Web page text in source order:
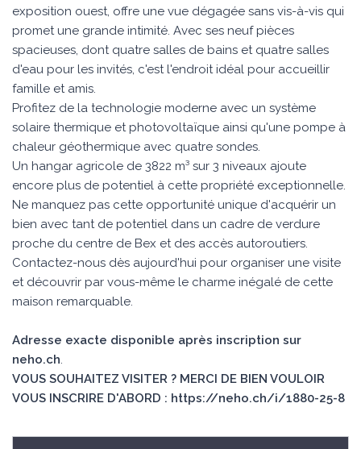
exposition ouest, offre une vue dégagée sans vis-à-vis qui
promet une grande intimité. Avec ses neuf pièces
spacieuses, dont quatre salles de bains et quatre salles
d'eau pour les invités, c'est l'endroit idéal pour accueillir
famille et amis.
Profitez de la technologie moderne avec un système
solaire thermique et photovoltaïque ainsi qu'une pompe à
chaleur géothermique avec quatre sondes.
Un hangar agricole de 3822 m³ sur 3 niveaux ajoute
encore plus de potentiel à cette propriété exceptionnelle.
Ne manquez pas cette opportunité unique d'acquérir un
bien avec tant de potentiel dans un cadre de verdure
proche du centre de Bex et des accès autoroutiers.
Contactez-nous dès aujourd'hui pour organiser une visite
et découvrir par vous-même le charme inégalé de cette
maison remarquable.
Adresse exacte disponible après inscription sur
neho.ch.
VOUS SOUHAITEZ VISITER ? MERCI DE BIEN VOULOIR
VOUS INSCRIRE D'ABORD : https://neho.ch/i/1880-25-8